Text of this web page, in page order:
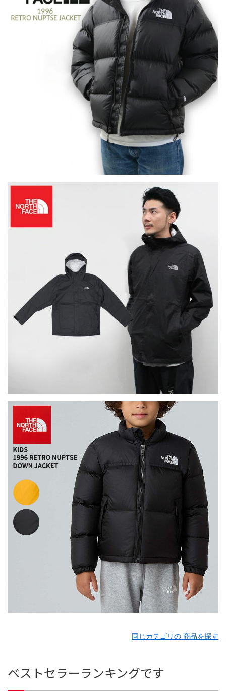
同じカテゴリの 商品を探す
ベストセラーランキングです